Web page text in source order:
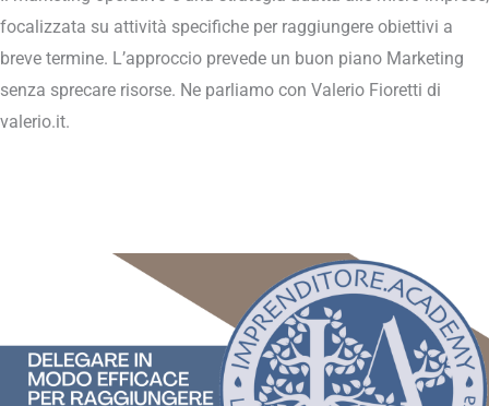
focalizzata su attività specifiche per raggiungere obiettivi a
breve termine. L’approccio prevede un buon piano Marketing
senza sprecare risorse. Ne parliamo con Valerio Fioretti di
valerio.it.